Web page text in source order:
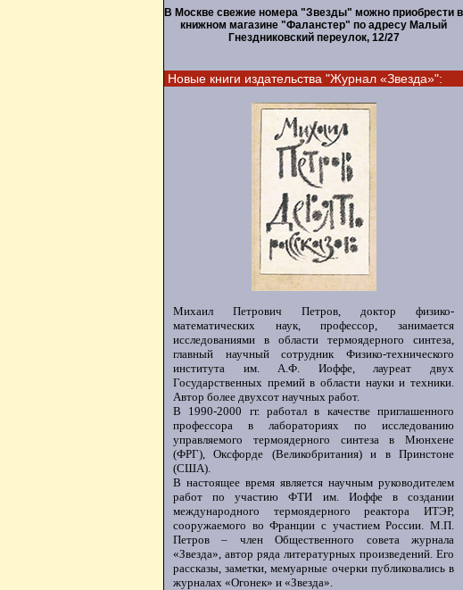
В Москве свежие номера "Звезды" можно приобрести в
книжном магазине "Фаланстер" по адресу Малый
Гнездниковский переулок, 12/27
Новые книги издательства "Журнал «Звезда»":
Михаил Петрович Петров, доктор физико-
математических наук, профессор, занимается
исследованиями в области термоядерного синтеза,
главный научный сотрудник Физико-технического
института им. А.Ф. Иоффе, лауреат двух
Государственных премий в области науки и техники.
Автор более двухсот научных работ.
В 1990-2000 гг. работал в качестве приглашенного
профессора в лабораториях по исследованию
управляемого термоядерного синтеза в Мюнхене
(ФРГ), Оксфорде (Великобритания) и в Принстоне
(США).
В настоящее время является научным руководителем
работ по участию ФТИ им. Иоффе в создании
международного термоядерного реактора ИТЭР,
сооружаемого во Франции с участием России. М.П.
Петров – член Общественного совета журнала
«Звезда», автор ряда литературных произведений. Его
рассказы, заметки, мемуарные очерки публиковались в
журналах «Огонек» и «Звезда».